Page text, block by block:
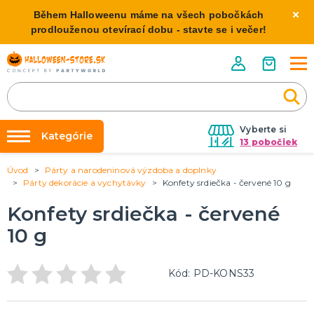
Během Halloweenu máme na všech pobočkách
prodlouženou otevírací dobu - stavte se i večer!
Vyberte si
13 pobočiek
Požičovňa kostýmov
Nafukovanie balónikov
Rozvoz
O nás
Kontakt
Kategórie
HALLOWEENSKE KOSTÝMY
Pánske Halloween kostýmy
Detské Halloween kostýmy
Závesné dekorácie
Úvod
Párty a narodeninová výzdoba a doplnky
Párty dekorácie a vychytávky
Konfety srdiečka - červené 10 g
Konfety srdiečka - červené
10 g
Kód: PD-KONS33